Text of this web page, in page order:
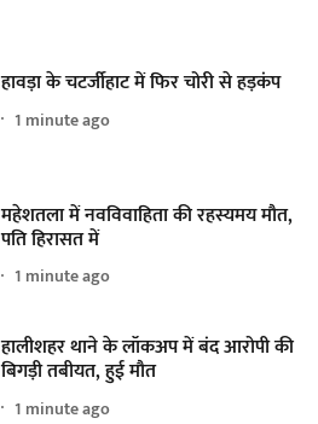
हावड़ा के चटर्जीहाट में फिर चोरी से हड़कंप
1 minute ago
महेशतला में नवविवाहिता की रहस्यमय मौत,
पति हिरासत में
1 minute ago
हालीशहर थाने के लॉकअप में बंद आरोपी की
बिगड़ी तबीयत, हुई मौत
1 minute ago